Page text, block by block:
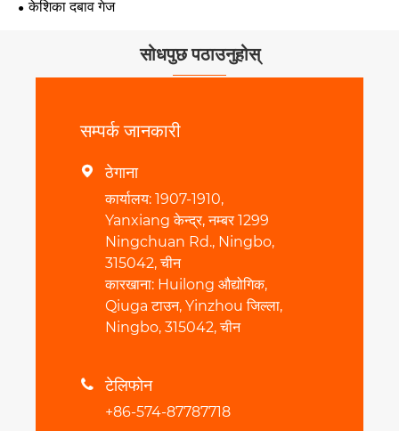
केशिका दबाव गेज
सोधपुछ पठाउनुहोस्
सम्पर्क जानकारी
 ठेगाना
कार्यालय: 1907-1910,
Yanxiang केन्द्र, नम्बर 1299
Ningchuan Rd., Ningbo,
315042, चीन
कारखाना: Huilong औद्योगिक,
Qiuga टाउन, Yinzhou जिल्ला,
Ningbo, 315042, चीन
 टेलिफोन
+86-574-87787718